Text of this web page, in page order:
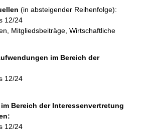
(in absteigender Reihenfolge):
12/24
Mitgliedsbeiträge, Wirtschaftliche
im Bereich der
12/24
Bereich der Interessenvertretung
12/24